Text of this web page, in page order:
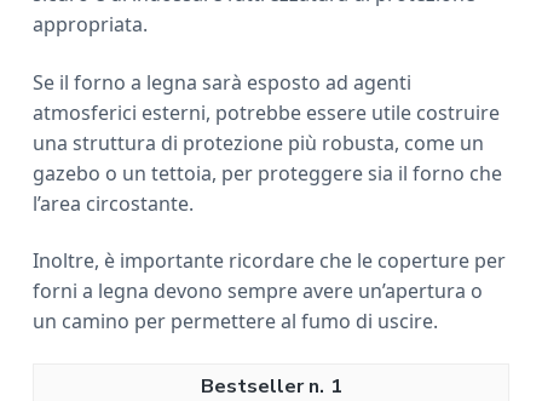
appropriata.
Se il forno a legna sarà esposto ad agenti
atmosferici esterni, potrebbe essere utile costruire
una struttura di protezione più robusta, come un
gazebo o un tettoia, per proteggere sia il forno che
l’area circostante.
Inoltre, è importante ricordare che le coperture per
forni a legna devono sempre avere un’apertura o
un camino per permettere al fumo di uscire.
1